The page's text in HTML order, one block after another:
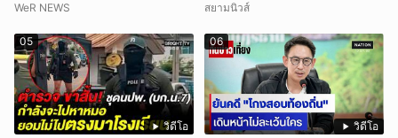
WeR NEWS สยามนิวส์
วิดีโอ
05
วิดีโอ
06